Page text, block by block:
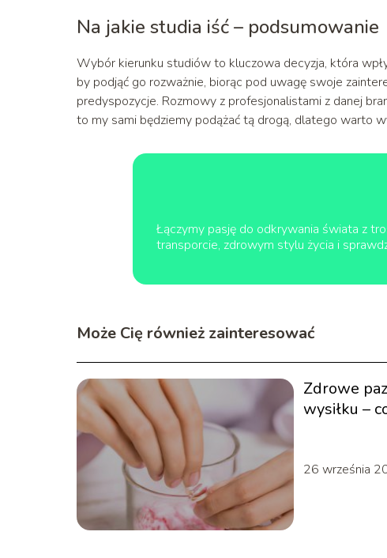
Na jakie studia iść – podsumowanie
Wybór kierunku studiów to kluczowa decyzja, która
by podjąć go rozważnie, biorąc pod uwagę swoje
predyspozycje. Rozmowy z profesjonalistami z danej
to my sami będziemy podążać tą drogą, dlatego warto
Łączymy pasję do odkrywania świata z
transporcie, zdrowym stylu życia i
Może Cię również zainteresować
Zdrowe
wysiłku –
26 września